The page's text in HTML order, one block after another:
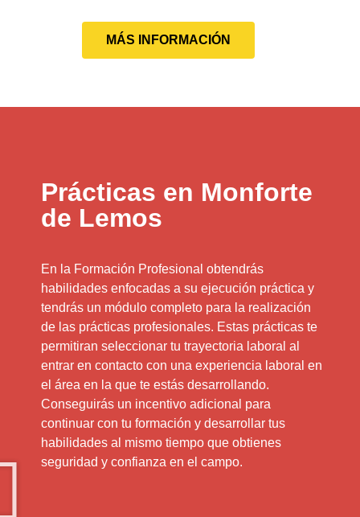
MÁS INFORMACIÓN
Prácticas en Monforte
de Lemos
En la Formación Profesional obtendrás
habilidades enfocadas a su ejecución práctica y
tendrás un módulo completo para la realización
de las prácticas profesionales. Estas prácticas te
permitiran seleccionar tu trayectoria laboral al
entrar en contacto con una experiencia laboral en
el área en la que te estás desarrollando.
Conseguirás un incentivo adicional para
continuar con tu formación y desarrollar tus
habilidades al mismo tiempo que obtienes
seguridad y confianza en el campo.